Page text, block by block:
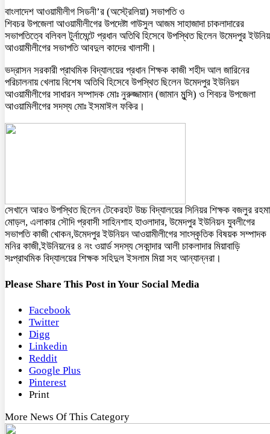
বাংলাদেশ আওয়ামীলীগ সিডনী’র (অস্ট্রেলিয়া) সভাপতি ও
শিবচর উপজেলা আওয়ামীলীগের উপদেষ্টা গাউসুল আজম সাহাজাদা চাকলাদারের
সভাপতিত্বে বলিবল টুর্নামেন্টে প্রধান অতিথি হিসেবে উপস্থিত ছিলেন উমেদপুর
আওয়ামীলীগের সভাপতি আবদুল কাদের খালাসী।
ভদ্রাসন সরকারী প্রাথমিক বিদ্যালয়ের প্রধান শিক্ষক কাজী শহীদ আল জারিনের
পরিচালনায় খেলায় বিশেষ অতিথি হিসেবে উপস্থিত ছিলেন উমেদপুর ইউনিয়ন
আওয়ামীলীগের সাধারন সম্পাদক মোঃ নুরুজ্জামান (জামান মুন্সি) ও শিবচর উপজেলা
আওয়ামিলীগের সদস্য মোঃ ইসমাঈল ফকির।
সেখানে আরও উপস্থিত ছিলেন টেকেরহট উচ্চ বিদ্যালয়ের সিনিয়র শিক্ষক বজলুর
মোড়ল, এলাকার সৌদি প্রবাসী সাহিনশাহ হাওলাদার, উমেদপুর ইউনিয়ন যুবলীগের
সভাপতি কাজী খোকন,উমেদপুর ইউনিয়ন আওয়ামীলীগের সাংস্কৃতিক বিষয়ক সম্পাদক
মনির কাজী,ইউনিয়নের ৪ নং ওয়ার্ড সদস্য সেকান্দার আলী চাকলাদার মিয়াবাড়ি
সঃপ্রাথমিক বিদ্যালয়ের শিক্ষক সহিদুল ইসলাম মিয়া সহ আন্যান্নরা।
Please Share This Post in Your Social Media
Facebook
Twitter
Digg
Linkedin
Reddit
Google Plus
Pinterest
Print
More News Of This Category